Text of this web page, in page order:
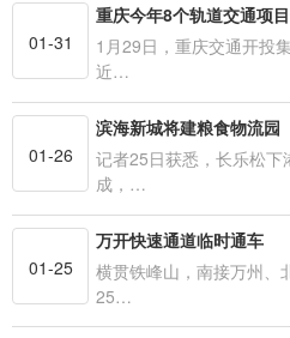
01-31
重庆今年8个轨道交通项
1月29日，重庆交通开投
近…
01-26
滨海新城将建粮食物流园
记者25日获悉，长乐松
成，…
01-25
万开快速通道临时通车
横贯铁峰山，南接万州、
25…